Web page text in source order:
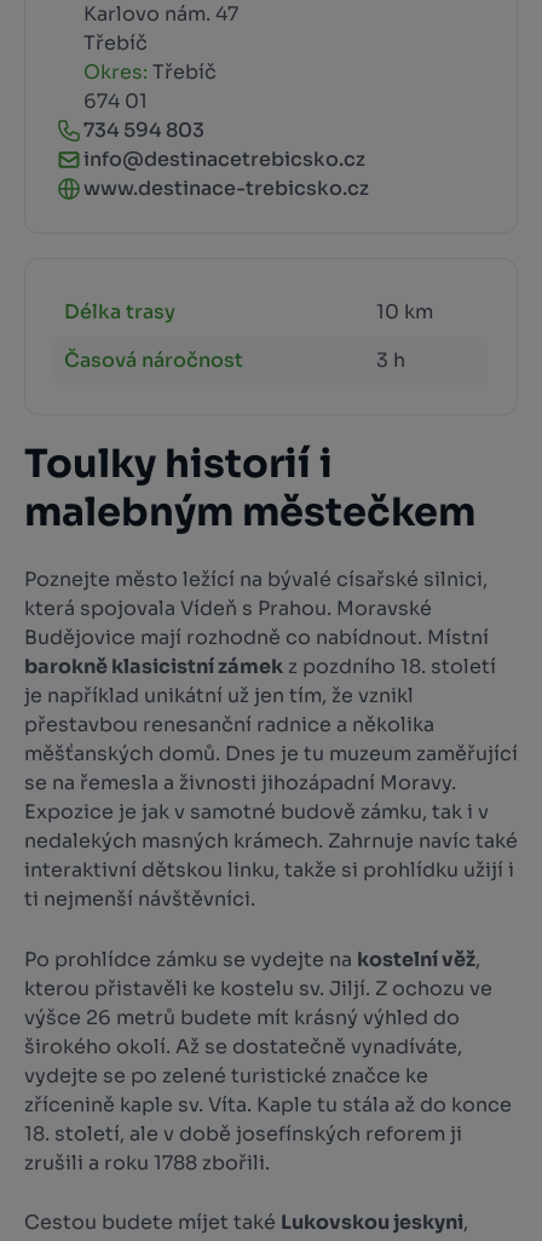
Karlovo nám. 47
Třebíč
Okres: Třebíč
674 01
734 594 803
info@destinacetrebicsko.cz
www.destinace-trebicsko.cz
Délka trasy
10 km
Časová náročnost
3 h
Toulky historií i
malebným městečkem
Poznejte město ležící na bývalé císařské silnici,
která spojovala Vídeň s Prahou. Moravské
Budějovice mají rozhodně co nabídnout. Místní
barok­ně klasicistní zámek z pozdního 18. století
je například unikátní už jen tím, že vznikl
přestavbou renesanční radnice a několika
měšťanských domů. Dnes je tu muzeum zaměřující
se na řemesla a živnosti jihozápadní Moravy.
Expozice je jak v samotné budově zámku, tak i v
nedalekých masných krámech. Zahrnuje navíc také
interaktivní dětskou linku, takže si prohlídku užijí i
ti nejmenší návštěvníci.
Po prohlídce zámku se vydejte na kostelní věž,
kterou přistavěli ke kostelu sv. Jiljí. Z ochozu ve
výšce 26 metrů budete mít krásný výhled do
širokého okolí. Až se dostatečně vynadíváte,
vydejte se po zelené turistické značce ke
zřícenině kaple sv. Víta. Kaple tu stála až do konce
18. století, ale v době josefínských reforem ji
zrušili a roku 1788 zbořili.
Cestou budete míjet také Lukovskou jeskyni,